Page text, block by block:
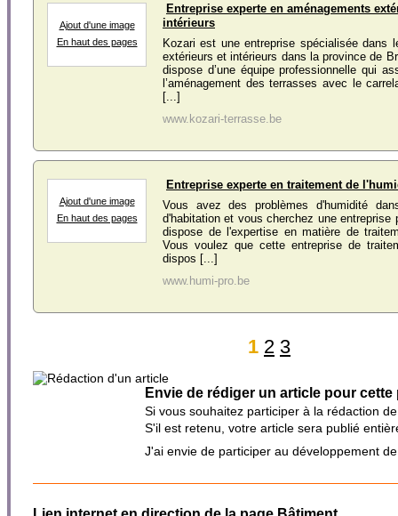
Ajout d'une image
En haut des pages
Entreprise experte en aménagements
intérieurs
Kozari est une entreprise spécialisée dans
extérieurs et intérieurs dans la province de
dispose d’une équipe professionnelle qui
l’aménagement des terrasses avec le
[...]
www.kozari-terrasse.be
Ajout d'une image
En haut des pages
Entreprise experte en traitement de
Vous avez des problèmes d'humidité
d'habitation et vous cherchez une entreprise
dispose de l'expertise en matière de
Vous voulez que cette entreprise de
dispos [...]
www.humi-pro.be
1 2 3
Envie de rédiger un article pour cette
Si vous souhaitez participer à la rédaction
S'il est retenu, votre article sera publié
J'ai envie de participer au développement